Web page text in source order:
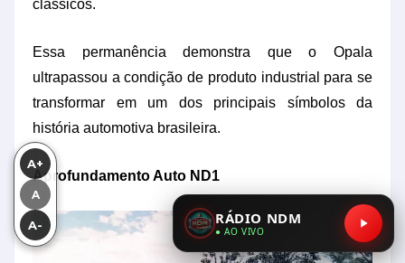
RÁDIO NDM
● AO VIVO
clássicos.
Essa permanência demonstra que o Opala
ultrapassou a condição de produto industrial para se
transformar em um dos principais símbolos da
história automotiva brasileira.
Aprofundamento Auto ND1
A+
A
A-